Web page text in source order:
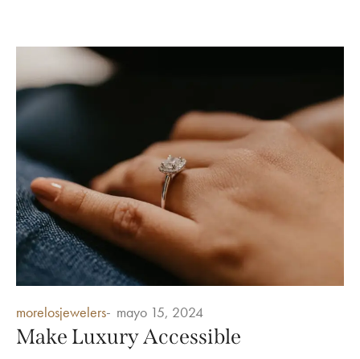
Posted
in
morelosjewelers mayo 15, 2024
Make Luxury Accessible